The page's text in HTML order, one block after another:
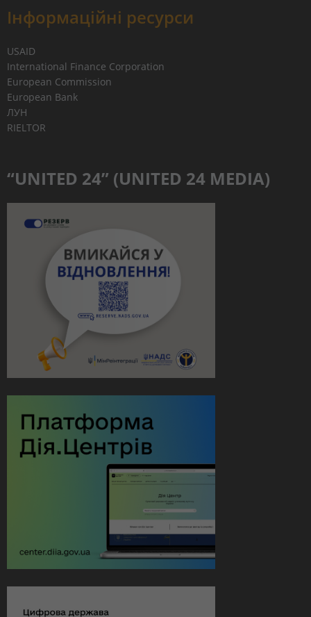
Інформаційні ресурси
USAID
International Finance Corporation
European Commission
European Bank
ЛУН
RIELTOR
“UNITED 24” (UNITED 24 MEDIA)